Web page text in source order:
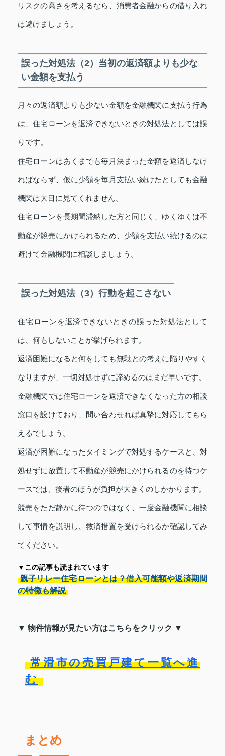
リスクの高さを考えるなら、消費者金融からの借り入れ
は避けましょう。
誤った対処法（2）当初の返済額よりも少な
い金額を支払う
月々の返済額よりも少ない金額を金融機関に支払う行為
は、住宅ローンを返済できないときの対処法としては誤
りです。
住宅ローンはあくまでも毎月決まった金額を返済しなけ
ればならず、仮に少額を毎月支払い続けたとしても金融
機関は大目に見てくれません。
住宅ローンを長期間滞納した方と同じく、ゆくゆくは不
動産が競売にかけられるため、少額を支払い続けるのは
避けて金融機関に相談しましょう。
誤った対処法（3）行動を起こさない
住宅ローンを返済できないときの誤った対処法として
は、何もしないことが挙げられます。
返済困難になると何をしても無駄との考えに陥りやすく
なりますが、一切対処せずに諦めるのはまだ早いです。
金融機関では住宅ローンを返済できなくなった方の相談
窓口を設けており、問い合わせれば真摯に対応してもら
えるでしょう。
返済が困難になったタイミングで対処するケースと、対
処せずに放置して不動産が競売にかけられるのを待つケ
ースでは、後者のほうが負担が大きくのしかかります。
競売をただ静かに待つのではなく、一度金融機関に相談
して事情を説明し、救済措置を受けられるか確認してみ
てください。
▼この記事も読まれています
親子リレー住宅ローンとは？借入可能額や返済期間
の特徴も解説
▼ 物件情報が見たい方はこちらをクリック ▼
常滑市の売買戸建て一覧へ進
む
まとめ